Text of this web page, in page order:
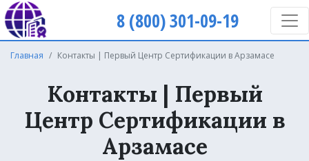
8 (800) 301-09-19
Главная Контакты | Первый Центр Сертификации в Арзамасе
Контакты | Первый
Центр Сертификации в
Арзамасе